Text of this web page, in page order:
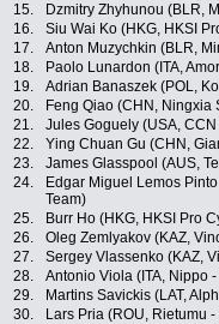
15.
Dzmitry Zhyhunou (BLR,
16.
Siu Wai Ko (HKG, HKSI
17.
Anton Muzychkin (BLR,
18.
Paolo Lunardon (ITA,
19.
Adrian Banaszek (POL,
20.
Feng Qiao (CHN, Ningxia
21.
Jules Goguely (USA,
22.
Ying Chuan Gu (CHN,
23.
James Glasspool (AUS,
24.
Edgar Miguel Lemos
Team)
25. Burr Ho (HKG, HKSI Pro
26.
Oleg Zemlyakov (KAZ,
27.
Sergey Vlassenko (KAZ,
28.
Antonio Viola (ITA, Nippo
29.
Martins Savickis (LAT,
30.
Lars Pria (ROU, Rietumu
Facebook
Twitter
Newsletter: